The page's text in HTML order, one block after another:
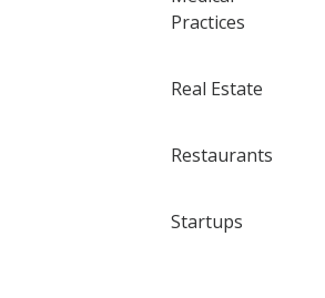
Practices
Real Estate
Restaurants
Startups